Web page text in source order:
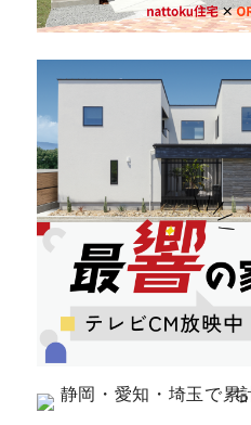
キママプラス
納得リフォームスタジオ
分譲住宅･不動産
施工事例
お知らせ